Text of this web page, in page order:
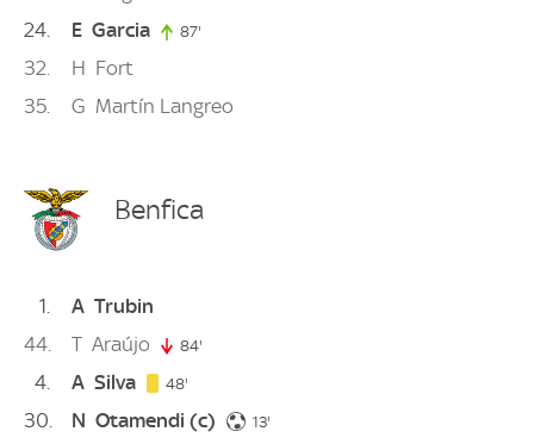
24
E Garcia 87'
32 H Fort
35
G Martín Langreo
Benfica
1 A Trubin
44
T Araújo 84'
4 A Silva 48'
30 N Otamendi (c) 13'